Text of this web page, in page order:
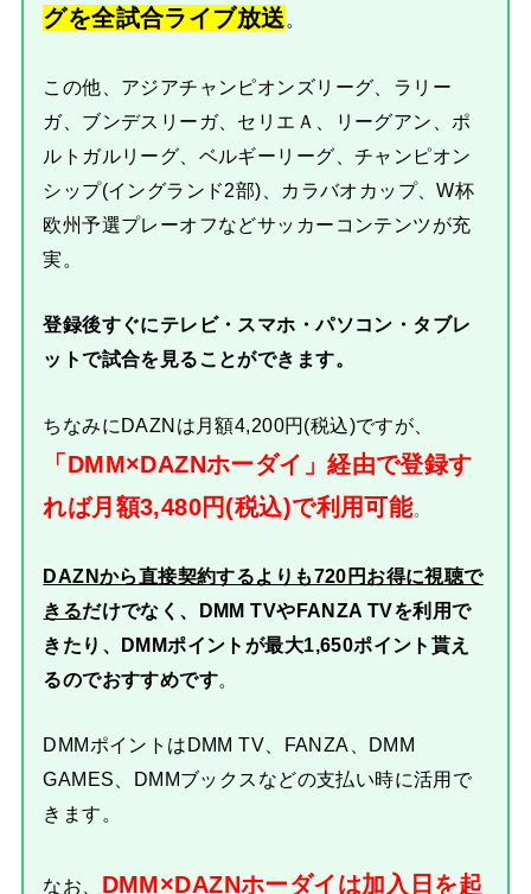
グを全試合ライブ放送
この他、アジアチャンピオンズリーグ、ラリー
ガ、ブンデスリーガ、セリエＡ、リーグアン、ポ
ルトガルリーグ、ベルギーリーグ、チャンピオン
シップ(イングランド2部)、カラバオカップ、W杯
欧州予選プレーオフなどサッカーコンテンツが充
実。
登録後すぐにテレビ・スマホ・パソコン・タブレ
ットで試合を見ることができます。
ちなみにDAZNは月額4,200円(税込)ですが、
「DMM×DAZNホーダイ」経由で登録す
れば月額3,480円(税込)で利用可能。
DAZNから直接契約するよりも720円お得に視聴で
きるだけでなく、DMM TVやFANZA TVを利用で
きたり、DMMポイントが最大1,650ポイント貰え
るのでおすすめです。
DMMポイントはDMM TV、FANZA、DMM
GAMES、DMMブックスなどの支払い時に活用で
きます。
なお、 DMM×DAZNホーダイは加入日を起